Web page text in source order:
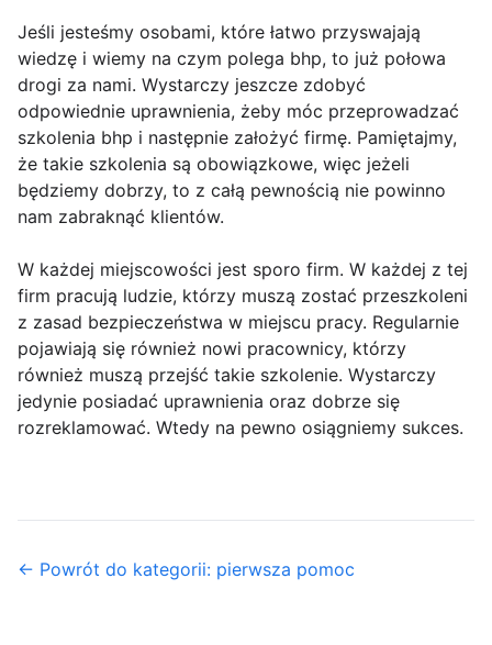
Jeśli jesteśmy osobami, które łatwo przyswajają
wiedzę i wiemy na czym polega bhp, to już połowa
drogi za nami. Wystarczy jeszcze zdobyć
odpowiednie uprawnienia, żeby móc przeprowadzać
szkolenia bhp i następnie założyć firmę. Pamiętajmy,
że takie szkolenia są obowiązkowe, więc jeżeli
będziemy dobrzy, to z całą pewnością nie powinno
nam zabraknąć klientów.
W każdej miejscowości jest sporo firm. W każdej z tej
firm pracują ludzie, którzy muszą zostać przeszkoleni
z zasad bezpieczeństwa w miejscu pracy. Regularnie
pojawiają się również nowi pracownicy, którzy
również muszą przejść takie szkolenie. Wystarczy
jedynie posiadać uprawnienia oraz dobrze się
rozreklamować. Wtedy na pewno osiągniemy sukces.
← Powrót do kategorii: pierwsza pomoc